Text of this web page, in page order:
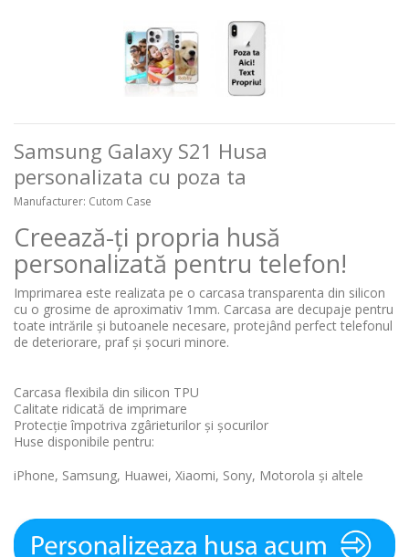
Samsung Galaxy S21 Husa
personalizata cu poza ta
Manufacturer: Cutom Case
Creează-ți propria husă
personalizată pentru telefon!
Imprimarea este realizata pe o carcasa transparenta din silicon
cu o grosime de aproximativ 1mm. Carcasa are decupaje pentru
toate intrările și butoanele necesare, protejând perfect telefonul
de deteriorare, praf și șocuri minore.
Carcasa flexibila din silicon TPU
Calitate ridicată de imprimare
Protecție împotriva zgârieturilor și șocurilor
Huse disponibile pentru:
iPhone, Samsung, Huawei, Xiaomi, Sony, Motorola și altele